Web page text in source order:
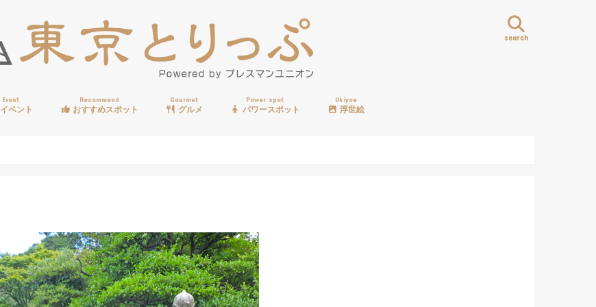
search
Event
イベント
Recommend
おすすめスポット
Gourmet
グルメ
Power spot
パワースポット
Ukiyoe
浮世絵